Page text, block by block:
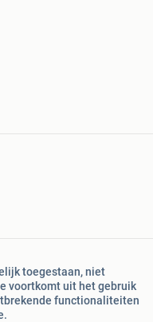
toegestaan, niet
voortkomt uit het gebruik
functionaliteiten